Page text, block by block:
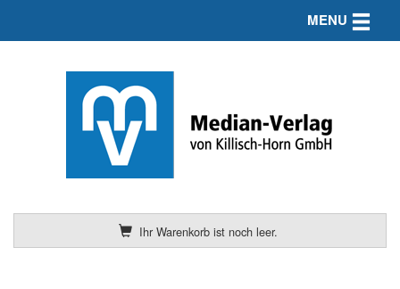
Ihr Warenkorb ist noch leer.
MENU Toggle